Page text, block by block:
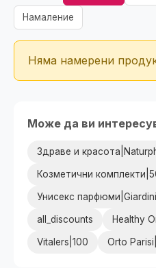
Намаление
Няма намерени
Може да ви
Здраве и
Козметични
Унисекс
all_discounts Healthy
Vitalers|100 Orto